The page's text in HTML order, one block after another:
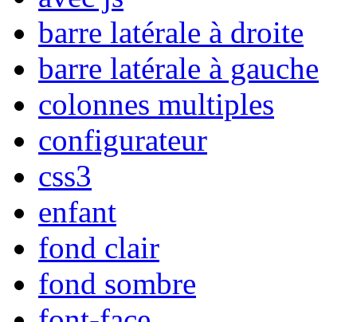
barre latérale à droite
barre latérale à gauche
colonnes multiples
configurateur
css3
enfant
fond clair
fond sombre